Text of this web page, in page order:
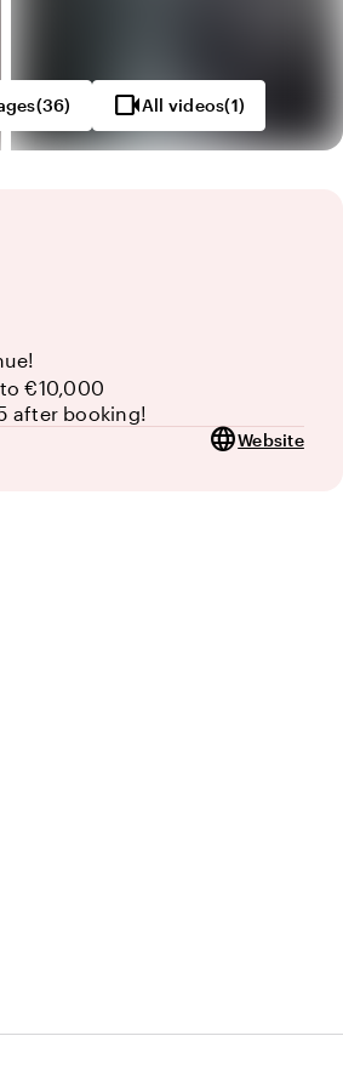
(36) videocamAll videos(1)
€10,000
after booking!
languageWebsite